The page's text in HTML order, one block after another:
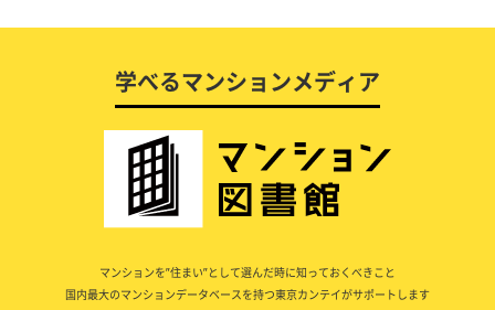
学べるマンションメディア
マンションを”住まい”として選んだ時に知っておくべきこと
国内最大のマンションデータベースを持つ東京カンテイがサポートします